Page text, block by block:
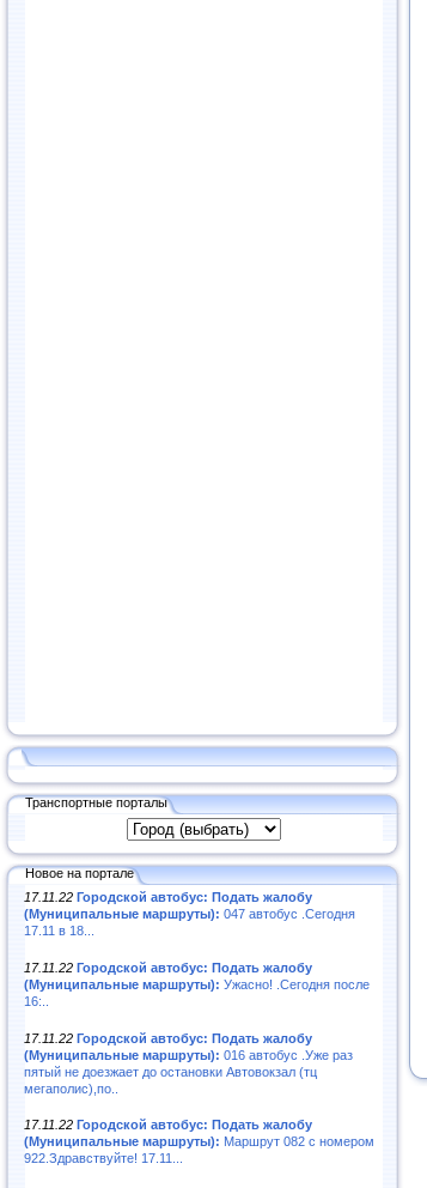
Транспортные порталы
Новое на портале
17.11.22 Городской автобус: Подать жалобу
(Муниципальные маршруты): 047 автобус .Сегодня
17.11 в 18...
17.11.22 Городской автобус: Подать жалобу
(Муниципальные маршруты): Ужасно! .Сегодня после
16:..
17.11.22 Городской автобус: Подать жалобу
(Муниципальные маршруты): 016 автобус .Уже раз
пятый не доезжает до остановки Автовокзал (тц
мегаполис),по..
17.11.22 Городской автобус: Подать жалобу
(Муниципальные маршруты): Маршрут 082 с номером
922.Здравствуйте! 17.11...